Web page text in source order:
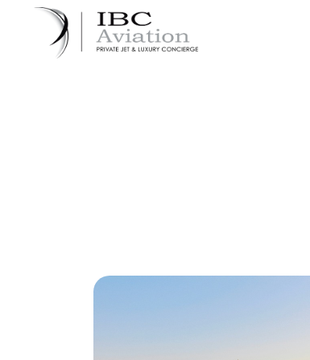
Panneau de gestion des cookies